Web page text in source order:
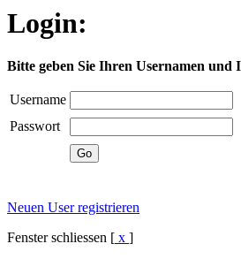
Login:
Bitte geben Sie Ihren Usernamen und
Username
Passwort
Neuen User registrieren
Fenster schliessen [ x ]